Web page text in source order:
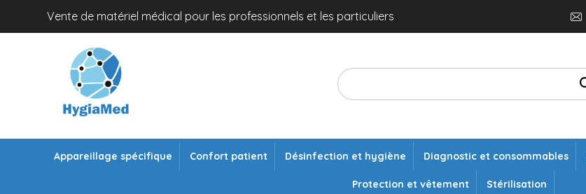
Vente de matériel médical pour les professionnels et les particuliers
Appareillage spécifique Confort patient Désinfection et hygiène Diagnostic et consommables
Protection et vêtement Stérilisation